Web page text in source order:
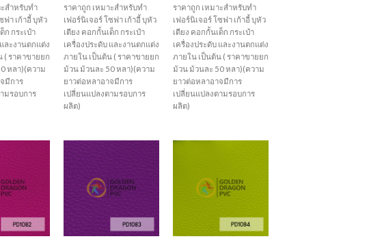
สำหรับทำ
ฟา เก้าอี้ บุหัว
ก กระเป๋า
ละงานตกแต่ง
( ราคาขายยก
หลา)(ความ
มีการ
มรอบการ
ราคาถูก เหมาะสำหรับทำ
เฟอร์นิเจอร์ โซฟา เก้าอี้ บุหัว
เตียง คอกกั้นเด็ก กระเป๋า
เครื่องประดับ และงานตกแต่ง
ภายใน เป็นต้น ( ราคาขายยก
ม้วน ม้วนละ 50 หลา)(ความ
ยาวต่อหลาอาจมีการ
เปลี่ยนแปลงตามรอบการ
ผลิต)
ราคาถูก เหมาะสำหรับทำ
เฟอร์นิเจอร์ โซฟา เก้าอี้ บุหัว
เตียง คอกกั้นเด็ก กระเป๋า
เครื่องประดับ และงานตกแต่ง
ภายใน เป็นต้น ( ราคาขายยก
ม้วน ม้วนละ 50 หลา)(ความ
ยาวต่อหลาอาจมีการ
เปลี่ยนแปลงตามรอบการ
ผลิต)
Add to